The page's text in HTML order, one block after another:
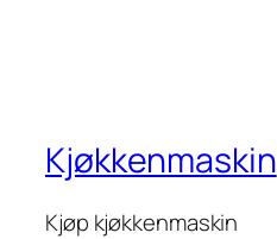
Kjøkkenmaskin
Kjøp kjøkkenmaskin